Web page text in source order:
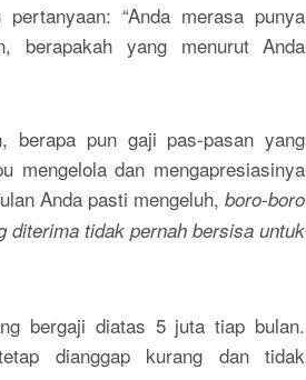
“Anda merasa punya
berapakah yang menurut Anda
berapa pun gaji pas-pasan yang
mengelola dan mengapresiasinya
Anda pasti mengeluh,boro-boro
diterima tidak pernah bersisa untuk
bergaji diatas 5 juta tiap bulan.
dianggap kurang dan tidak